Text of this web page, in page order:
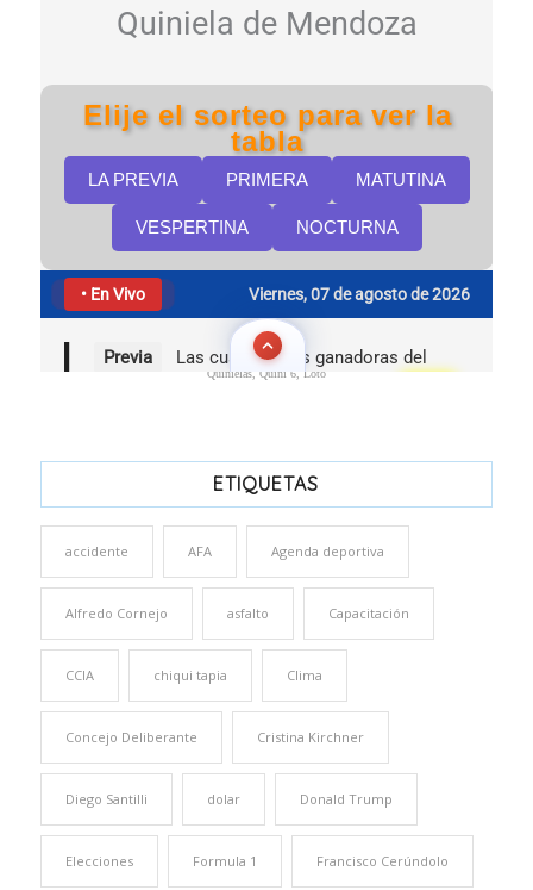
Quinielas, Quini 6, Loto
ETIQUETAS
accidente AFA Agenda deportiva
Alfredo Cornejo asfalto Capacitación
CCIA chiqui tapia Clima
Concejo Deliberante Cristina Kirchner
Diego Santilli dolar Donald Trump
Elecciones Formula 1 Francisco Cerúndolo